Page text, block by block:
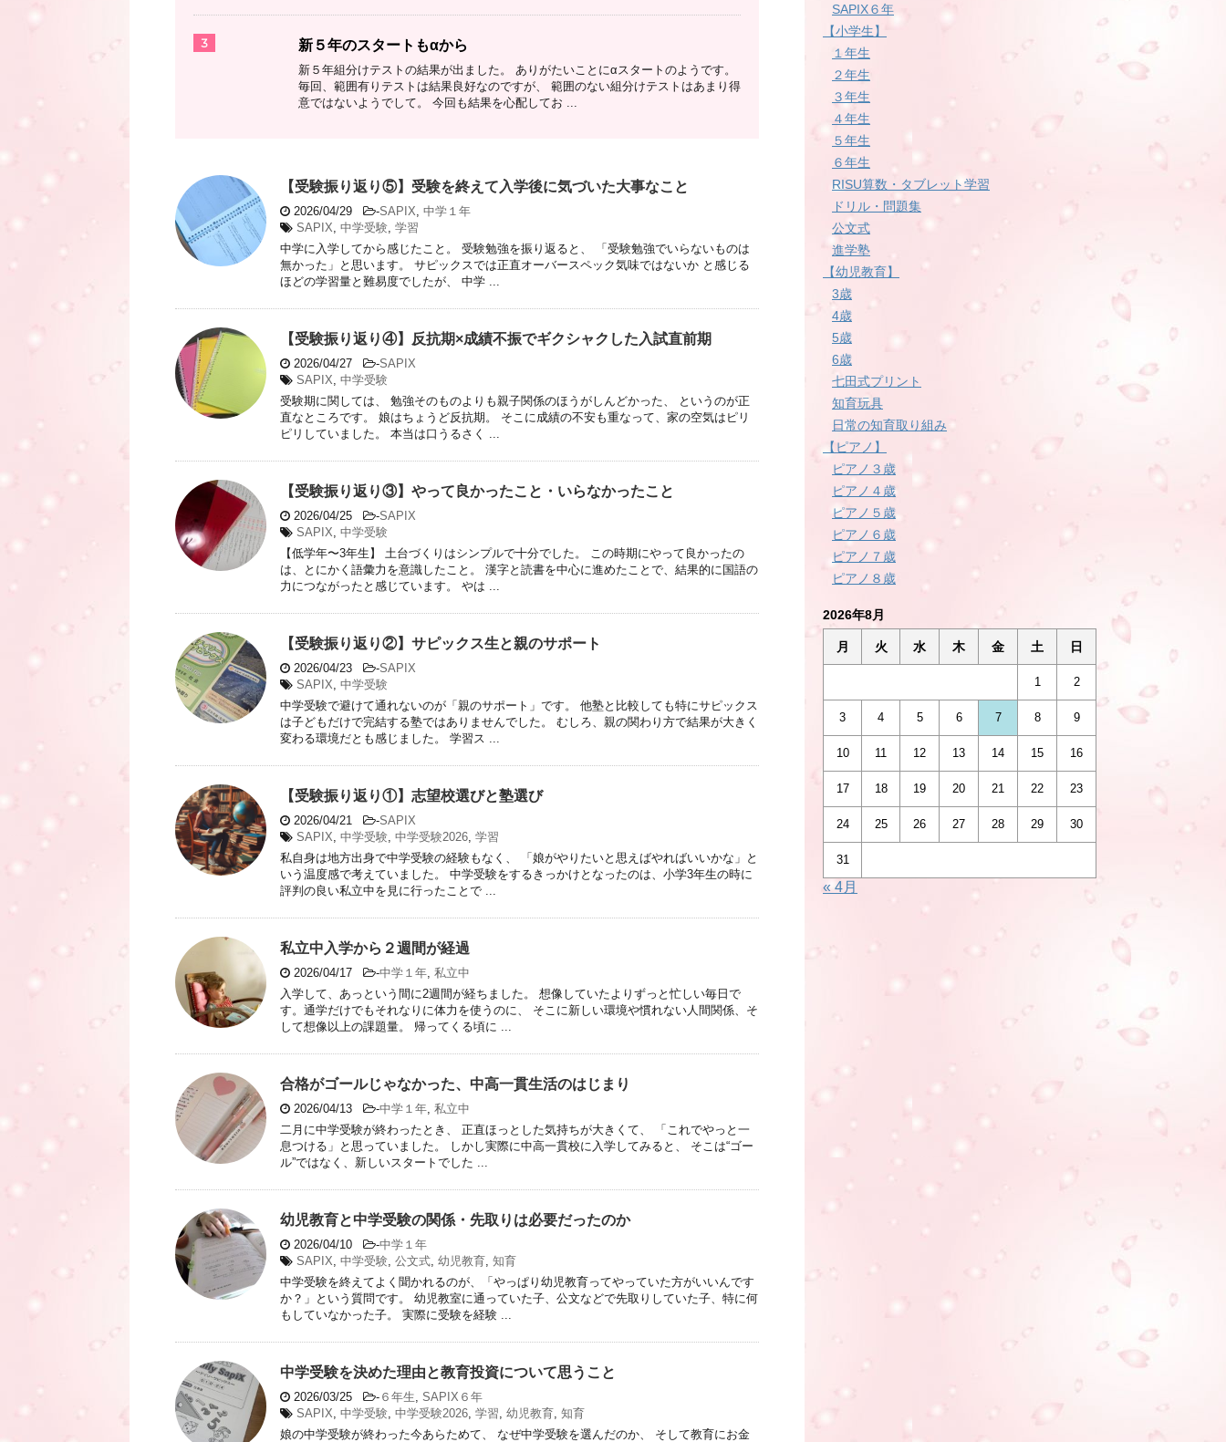
3 新５年のスタートもαから
新５年組分けテストの結果が出ました。 ありがたいことにαスタートのようです。
毎回、範囲有りテストは結果良好なのですが、 範囲のない組分けテストはあまり得
意ではないようでして。 今回も結果を心配してお ...
【受験振り返り⑤】受験を終えて入学後に気づいた大事なこと
2026/04/29 -SAPIX 中学１年
SAPIX 中学受験 学習
中学に入学してから感じたこと。 受験勉強を振り返ると、 「受験勉強でいらないものは
無かった」と思います。 サピックスでは正直オーバースペック気味ではないか と感じる
ほどの学習量と難易度でしたが、 中学 ...
【受験振り返り④】反抗期×成績不振でギクシャクした入試直前期
2026/04/27 -SAPIX
SAPIX 中学受験
受験期に関しては、 勉強そのものよりも親子関係のほうがしんどかった、 というのが正
直なところです。 娘はちょうど反抗期。 そこに成績の不安も重なって、家の空気はピリ
ピリしていました。 本当は口うるさく ...
【受験振り返り③】やって良かったこと・いらなかったこと
2026/04/25 -SAPIX
SAPIX 中学受験
【低学年〜3年生】 土台づくりはシンプルで十分でした。 この時期にやって良かったの
は、とにかく語彙力を意識したこと。 漢字と読書を中心に進めたことで、結果的に国語の
力につながったと感じています。 やは ...
【受験振り返り②】サピックス生と親のサポート
2026/04/23 -SAPIX
SAPIX 中学受験
中学受験で避けて通れないのが「親のサポート」です。 他塾と比較しても特にサピックス
は子どもだけで完結する塾ではありませんでした。 むしろ、親の関わり方で結果が大きく
変わる環境だとも感じました。 学習ス ...
【受験振り返り①】志望校選びと塾選び
2026/04/21 -SAPIX
SAPIX 中学受験 中学受験2026 学習
私自身は地方出身で中学受験の経験もなく、 「娘がやりたいと思えばやればいいかな」と
いう温度感で考えていました。 中学受験をするきっかけとなったのは、小学3年生の時に
評判の良い私立中を見に行ったことで ...
私立中入学から２週間が経過
2026/04/17 -中学１年 私立中
入学して、あっという間に2週間が経ちました。 想像していたよりずっと忙しい毎日で
す。通学だけでもそれなりに体力を使うのに、 そこに新しい環境や慣れない人間関係、そ
して想像以上の課題量。 帰ってくる頃に ...
合格がゴールじゃなかった、中高一貫生活のはじまり
2026/04/13 -中学１年 私立中
二月に中学受験が終わったとき、 正直ほっとした気持ちが大きくて、 「これでやっと一
息つける」と思っていました。 しかし実際に中高一貫校に入学してみると、 そこは“ゴー
ル”ではなく、新しいスタートでした ...
幼児教育と中学受験の関係・先取りは必要だったのか
2026/04/10 -中学１年
SAPIX 中学受験 公文式 幼児教育 知育
中学受験を終えてよく聞かれるのが、「やっぱり幼児教育ってやっていた方がいいんです
か？」という質問です。 幼児教室に通っていた子、公文などで先取りしていた子、特に何
もしていなかった子。 実際に受験を経験 ...
中学受験を決めた理由と教育投資について思うこと
2026/03/25 - ６年生 SAPIX６年
SAPIX 中学受験 中学受験2026 学習 幼児教育 知育
娘の中学受験が終わった今あらためて、 なぜ中学受験を選んだのか、 そして教育にお金
SAPIX６年
【小学生】
１年生
２年生
３年生
４年生
５年生
６年生
RISU算数・タブレット学習
ドリル・問題集
公文式
進学塾
【幼児教育】
3歳
4歳
5歳
6歳
七田式プリント
知育玩具
日常の知育取り組み
【ピアノ】
ピアノ３歳
ピアノ４歳
ピアノ５歳
ピアノ６歳
ピアノ７歳
ピアノ８歳
2026年8月
月 火 水 木 金 土 日
1 2
3 4 5 6 7 8 9
10 11 12 13 14 15 16
17 18 19 20 21 22 23
24 25 26 27 28 29 30
31
« 4月